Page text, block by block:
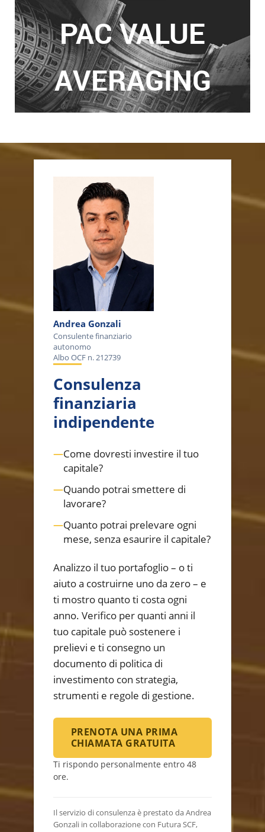
PAC VALUE
AVERAGING
Andrea Gonzali
Consulente finanziario
autonomo
Albo OCF n. 212739
Consulenza
finanziaria
indipendente
—Come dovresti investire il tuo
capitale?
—Quando potrai smettere di
lavorare?
—Quanto potrai prelevare ogni
mese, senza esaurire il capitale?
Analizzo il tuo portafoglio – o ti
aiuto a costruirne uno da zero – e
ti mostro quanto ti costa ogni
anno. Verifico per quanti anni il
tuo capitale può sostenere i
prelievi e ti consegno un
documento di politica di
investimento con strategia,
strumenti e regole di gestione.
PRENOTA UNA PRIMA
CHIAMATA GRATUITA
Ti rispondo personalmente entro 48
ore.
Il servizio di consulenza è prestato da Andrea
Gonzali in collaborazione con Futura SCF,